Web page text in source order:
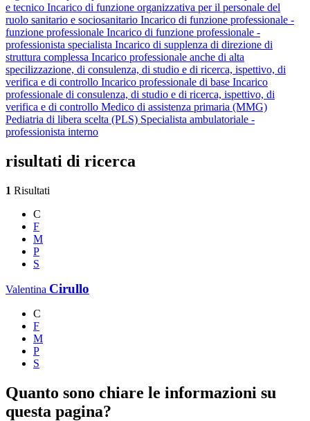
e tecnico Incarico di funzione organizzativa per il personale del
ruolo sanitario e sociosanitario Incarico di funzione professionale -
funzione professionale Incarico di funzione professionale -
professionista specialista Incarico di supplenza di direzione di
struttura complessa Incarico professionale anche di alta
specilizzazione, di consulenza, di studio e di ricerca, ispettivo, di
verifica e di controllo Incarico professionale di base Incarico
professionale di consulenza, di studio e di ricerca, ispettivo, di
verifica e di controllo Medico di assistenza primaria (MMG)
Pediatria di libera scelta (PLS) Specialista ambulatoriale -
professionista interno
risultati di ricerca
1 Risultati
C
F
M
P
S
Valentina Cirullo
C
F
M
P
S
Quanto sono chiare le informazioni su
questa pagina?